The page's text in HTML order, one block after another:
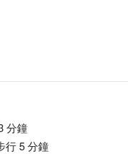
分鐘
行 5 分鐘